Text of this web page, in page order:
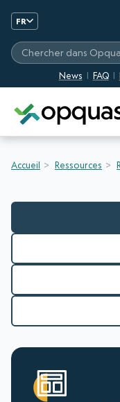
FR
News FAQ
Chercher
Accueil Ressources